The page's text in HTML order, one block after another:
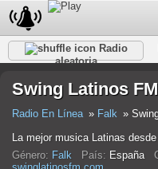
Radio
aleatoria
Rap
Trans Falk
Swing Latinos FM
Radio En Línea Falk
La mejor musica Latinas
Género: Falk País: España